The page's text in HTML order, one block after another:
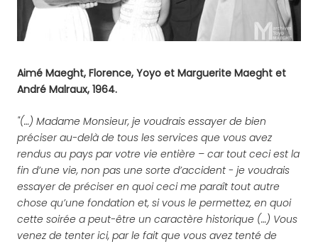
Aimé Maeght, Florence, Yoyo et Marguerite Maeght et
André Malraux, 1964.
"(…) Madame Monsieur, je voudrais essayer de bien
préciser au-delà de tous les services que vous avez
rendus au pays par votre vie entière – car tout ceci est la
fin d’une vie, non pas une sorte d’accident - je voudrais
essayer de préciser en quoi ceci me paraît tout autre
chose qu’une fondation et, si vous le permettez, en quoi
cette soirée a peut-être un caractère historique (…) Vous
venez de tenter ici, par le fait que vous avez tenté de